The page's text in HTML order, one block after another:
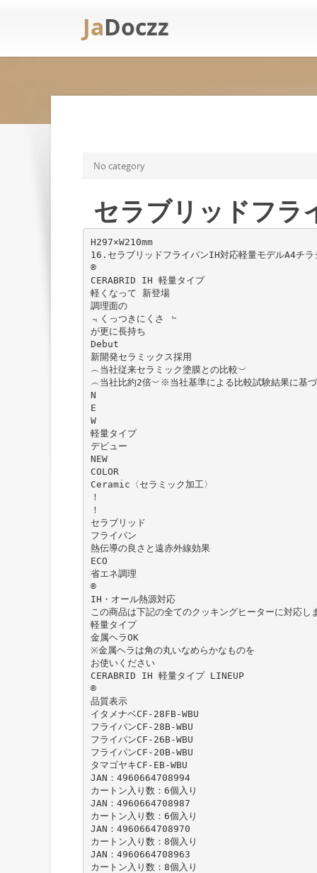
JaDoczz
No category
セラブリッドフラ
H297×W210mm
16.セラブリッドフライパンIH対応軽量モデルA4チ
®
CERABRID IH 軽量タイプ
軽くなって 新登場
調理面の
﹃くっつきにくさ ﹄
が更に長持ち
Debut
新開発セラミックス採用
︵当社従来セラミック塗膜との比較︶
︵当社比約2倍︶※当社基準による比較試験結果に基
N
E
W
軽量タイプ
デビュー
NEW
COLOR
Ceramic〈セラミック加工〉
！
！
セラブリッド
フライパン
熱伝導の良さと遠赤外線効果
ECO
省エネ調理
®
IH・オール熱源対応
この商品は下記の全てのクッキングヒーターに対応し
軽量タイプ
金属ヘラOK
※金属ヘラは角の丸いなめらかなものを
お使いください
CERABRID IH 軽量タイプ LINEUP
®
品質表示
イタメナベCF-28FB-WBU
フライパンCF-28B-WBU
フライパンCF-26B-WBU
フライパンCF-20B-WBU
タマゴヤキCF-EB-WBU
JAN：4960664708994
カートン入り数：6個入り
JAN：4960664708987
カートン入り数：6個入り
JAN：4960664708970
カートン入り数：8個入り
JAN：4960664708963
カートン入り数：8個入り